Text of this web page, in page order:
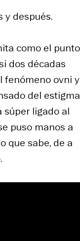
y después.
como el punto
dos décadas
fenómeno ovni y
del estigma
súper ligado al
puso manos a
que sabe, de a